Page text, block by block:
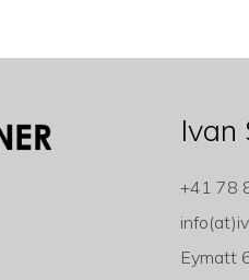
Ivan
+41 78
Eymatt